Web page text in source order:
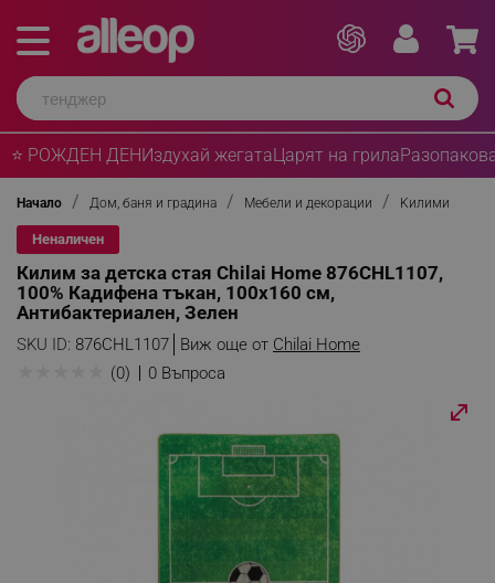
⭐ РОЖДЕН ДЕНИздухай жегатаЦарят на грила
Начало Дом, баня и градина Мебели и декорации Kилими
Неналичен
Килим за детска стая Chilai Home 876CHL1107,
100% Кадифена тъкан, 100х160 см,
Антибактериален, Зелен
SKU ID: 876CHL1107 Виж още от Chilai Home
(0) 0 Въпроса